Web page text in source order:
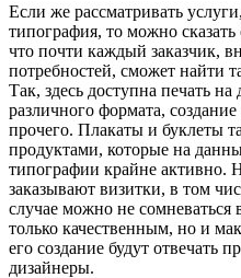
Если же рассматривать
типография, то можно
что почти каждый заказчик,
потребностей, сможет найти
Так, здесь доступна печать
различного формата,
прочего. Плакаты и буклеты
продуктами, которые на
типографии крайне активно.
заказывают визитки, в том
случае можно не сомневаться
только качественным, но и
его создание будут отвечать
дизайнеры.